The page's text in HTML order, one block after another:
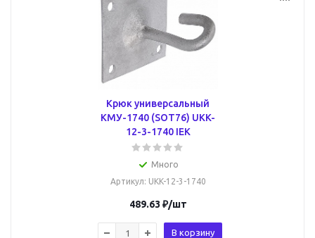
Крюк универсальный
КМУ-1740 (SOT76) UKK-
12-3-1740 IEK
Много
Артикул: UKK-12-3-1740
489.63 ₽/шт
В корзину